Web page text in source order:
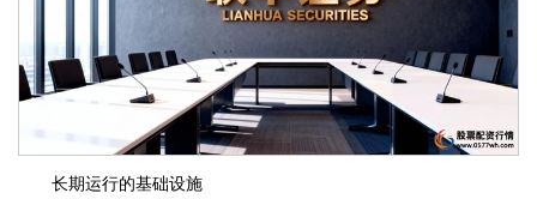
长期运行的基础设施